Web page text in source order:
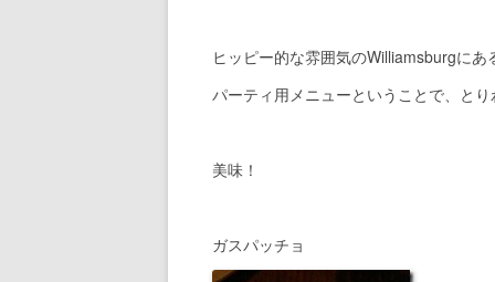
ヒッピー的な雰囲気のWilliamsburgに
パーティ用メニューということで、と
美味！
ガスパッチョ